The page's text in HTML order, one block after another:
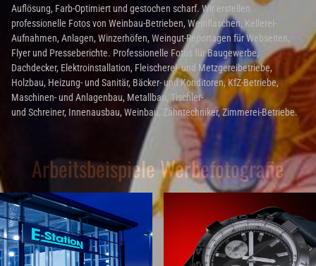
Auflösung, Farb-Optimiert und gestochen scharf. Wir erstellen
professionelle Fotos von Weinbau-Betrieben, Weinflaschen, Kellerei-
Aufnahmen, Anlagen, Winzerhöfen, Weingut-Reportagen für Webseiten,
Flyer und Presseberichte. Professionelle Fotos für Baugewerbe,
Dachdecker, Elektroinstallation, Fleischerei- und Metzgereibetriebe,
Holzbau, Heizung- und Sanitär, Bäcker- und Konditoren, KfZ-Betriebe,
Maschinen- und Anlagenbau, Metallbau, Tischler-
und Schreiner, Innenausbau, Weinbau, Zahntechniker, Zimmerei-Betriebe.
Arbeitsbeispiele Werbefotografie